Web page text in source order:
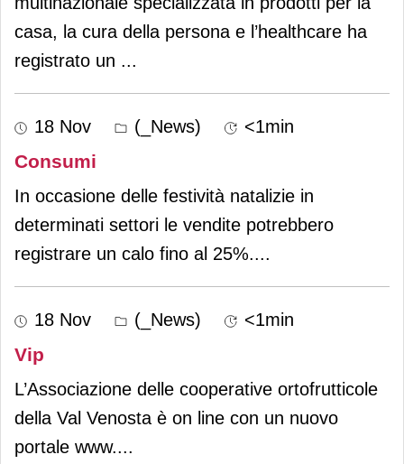
casa, la cura della persona e l’healthcare ha
registrato un ...
18 Nov (_News) <1min
Consumi
In occasione delle festività natalizie in
determinati settori le vendite potrebbero
registrare un calo fino al 25%....
18 Nov (_News) <1min
Vip
L’Associazione delle cooperative ortofrutticole
della Val Venosta è on line con un nuovo
portale www....